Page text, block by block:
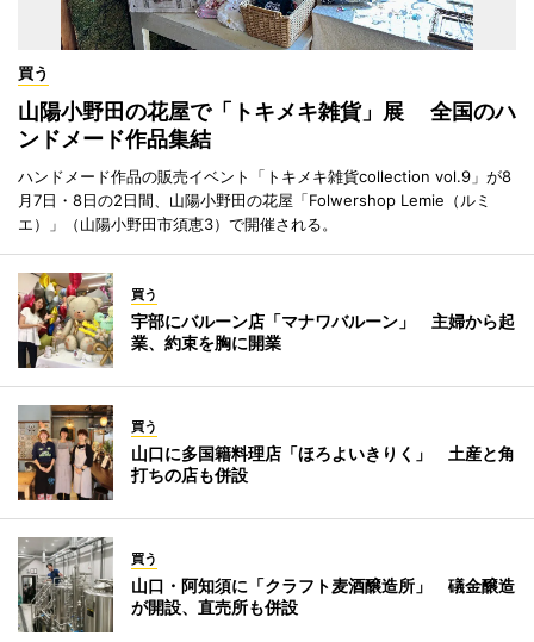
買う
山陽小野田の花屋で「トキメキ雑貨」展 全国のハ
ンドメード作品集結
ハンドメード作品の販売イベント「トキメキ雑貨collection vol.9」が8
月7日・8日の2日間、山陽小野田の花屋「Folwershop Lemie（ルミ
エ）」（山陽小野田市須恵3）で開催される。
買う
宇部にバルーン店「マナワバルーン」 主婦から起
業、約束を胸に開業
買う
山口に多国籍料理店「ほろよいきりく」 土産と角
打ちの店も併設
買う
山口・阿知須に「クラフト麦酒醸造所」 礒金醸造
が開設、直売所も併設